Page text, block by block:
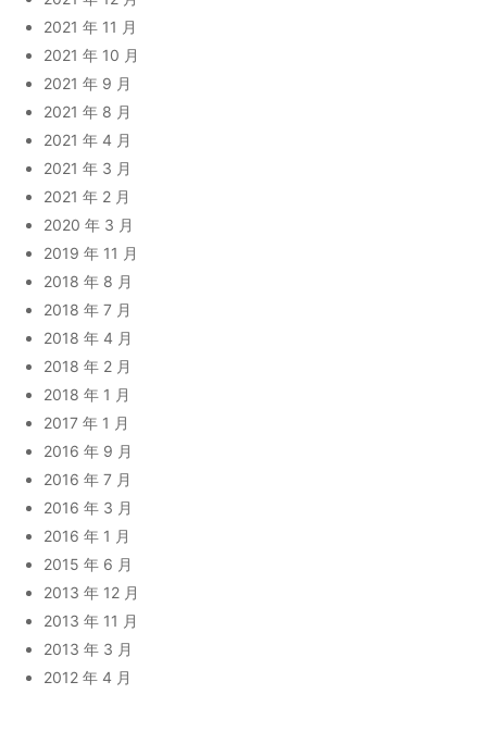
2021 年 11 月
2021 年 10 月
2021 年 9 月
2021 年 8 月
2021 年 4 月
2021 年 3 月
2021 年 2 月
2020 年 3 月
2019 年 11 月
2018 年 8 月
2018 年 7 月
2018 年 4 月
2018 年 2 月
2018 年 1 月
2017 年 1 月
2016 年 9 月
2016 年 7 月
2016 年 3 月
2016 年 1 月
2015 年 6 月
2013 年 12 月
2013 年 11 月
2013 年 3 月
2012 年 4 月